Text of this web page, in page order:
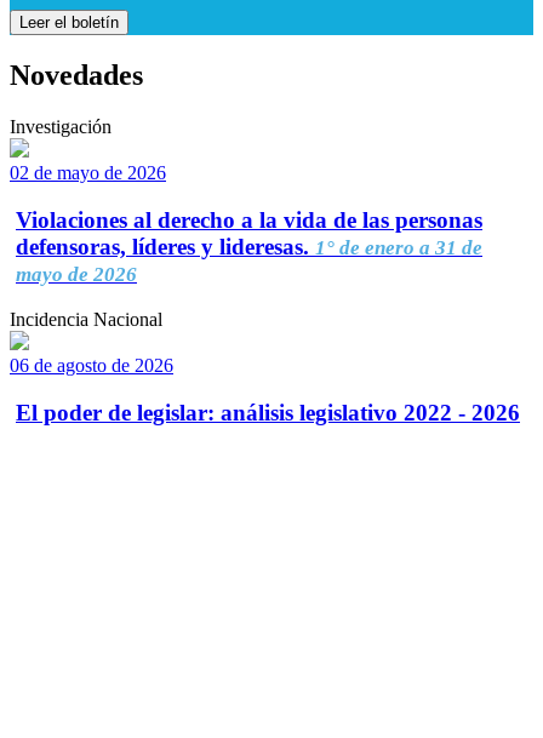
Leer el boletín
Novedades
Investigación
02 de mayo de 2026
Violaciones al derecho a la vida de las personas
defensoras, líderes y lideresas. 1° de enero a 31 de
mayo de 2026
Incidencia Nacional
06 de agosto de 2026
El poder de legislar: análisis legislativo 2022 - 2026